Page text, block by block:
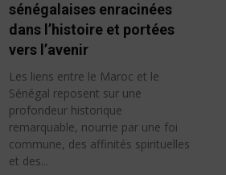
sénégalaises enracinées
dans l’histoire et portées
vers l’avenir
Les liens entre le Maroc et le
Sénégal reposent sur une
profondeur historique
remarquable, nourrie par une foi
commune, des affinités spirituelles
et des...